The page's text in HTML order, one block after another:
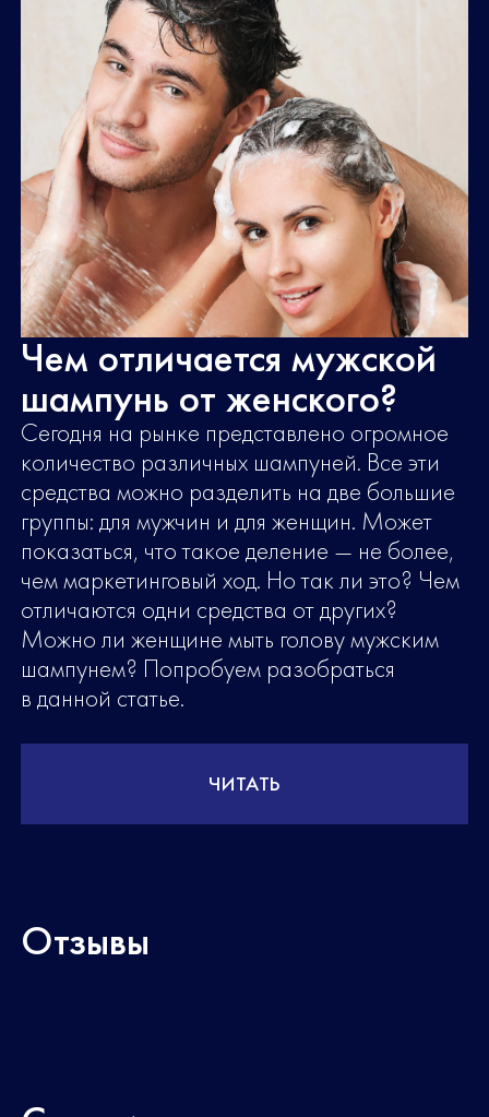
Чем отличается мужской
шампунь от женского?
Сегодня на рынке представлено огромное
количество различных шампуней. Все эти
средства можно разделить на две большие
группы: для мужчин и для женщин. Может
показаться, что такое деление — не более,
чем маркетинговый ход. Но так ли это? Чем
отличаются одни средства от других?
Можно ли женщине мыть голову мужским
шампунем? Попробуем разобраться
в данной статье.
ЧИТАТЬ
Отзывы